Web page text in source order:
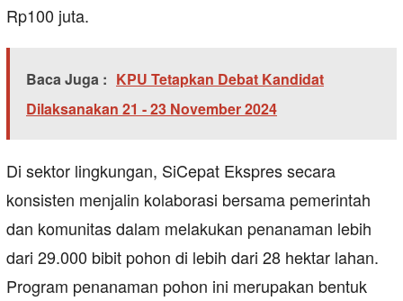
Rp100 juta.
Baca Juga : KPU Tetapkan Debat Kandidat
Dilaksanakan 21 - 23 November 2024
Di sektor lingkungan, SiCepat Ekspres secara
konsisten menjalin kolaborasi bersama pemerintah
dan komunitas dalam melakukan penanaman lebih
dari 29.000 bibit pohon di lebih dari 28 hektar lahan.
Program penanaman pohon ini merupakan bentuk